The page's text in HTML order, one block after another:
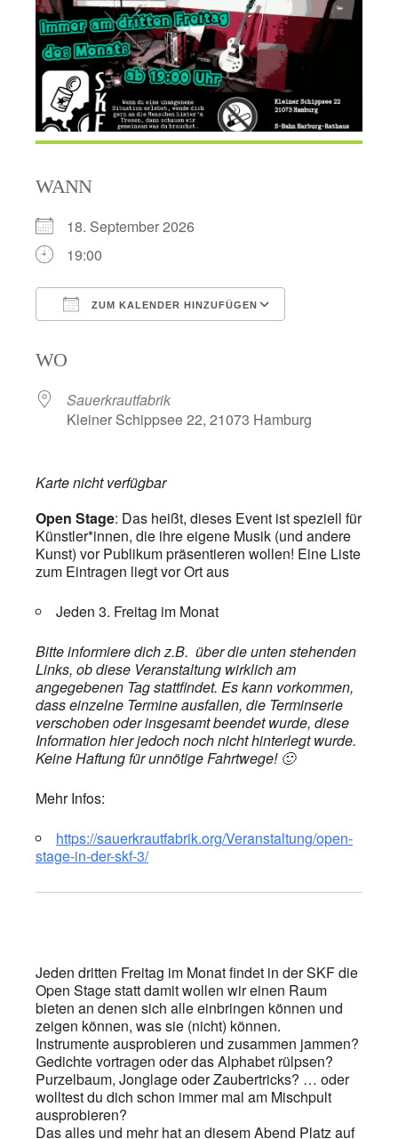
WANN
18. September 2026
19:00
ZUM KALENDER HINZUFÜGEN
WO
Sauerkrautfabrik
Kleiner Schippsee 22, 21073 Hamburg
Karte nicht verfügbar
Open Stage: Das heißt, dieses Event ist speziell für
Künstler*innen, die ihre eigene Musik (und andere
Kunst) vor Publikum präsentieren wollen! Eine Liste
zum Eintragen liegt vor Ort aus
Jeden 3. Freitag im Monat
Bitte informiere dich z.B. über die unten stehenden
Links, ob diese Veranstaltung wirklich am
angegebenen Tag stattfindet. Es kann vorkommen,
dass einzelne Termine ausfallen, die Terminserie
verschoben oder insgesamt beendet wurde, diese
Information hier jedoch noch nicht hinterlegt wurde.
Keine Haftung für unnötige Fahrtwege! 🙂
Mehr Infos:
https://sauerkrautfabrik.org/Veranstaltung/open-
stage-in-der-skf-3/
Jeden dritten Freitag im Monat findet in der SKF die
Open Stage statt damit wollen wir einen Raum
bieten an denen sich alle einbringen können und
zeigen können, was sie (nicht) können.
Instrumente ausprobieren und zusammen jammen?
Gedichte vortragen oder das Alphabet rülpsen?
Purzelbaum, Jonglage oder Zaubertricks? … oder
wolltest du dich schon immer mal am Mischpult
ausprobieren?
Das alles und mehr hat an diesem Abend Platz auf